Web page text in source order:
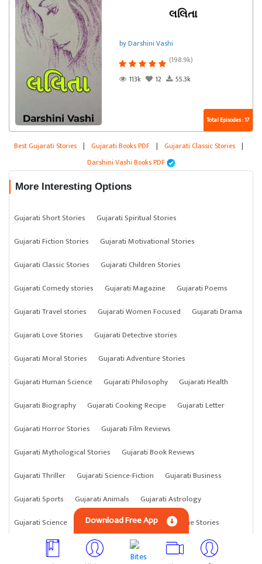
લલિતા
by Darshini Vashi
(198.9k)
113k
12 55.3k
Total Episodes : 17
Best Gujarati Stories | Gujarati Books PDF | Gujarati Classic Stories |
Darshini Vashi Books PDF
More Interesting Options
Gujarati Short Stories
Gujarati Spiritual Stories
Gujarati Fiction Stories
Gujarati Motivational Stories
Gujarati Classic Stories
Gujarati Children Stories
Gujarati Comedy stories
Gujarati Magazine
Gujarati Poems
Gujarati Travel stories
Gujarati Women Focused
Gujarati Drama
Gujarati Love Stories
Gujarati Detective stories
Gujarati Moral Stories
Gujarati Adventure Stories
Gujarati Human Science
Gujarati Philosophy
Gujarati Health
Gujarati Biography
Gujarati Cooking Recipe
Gujarati Letter
Gujarati Horror Stories
Gujarati Film Reviews
Gujarati Mythological Stories
Gujarati Book Reviews
Gujarati Thriller
Gujarati Science-Fiction
Gujarati Business
Gujarati Sports
Gujarati Animals
Gujarati Astrology
Gujarati Science
Gujarati Anything Gujarati Crime Stories
Download Free App